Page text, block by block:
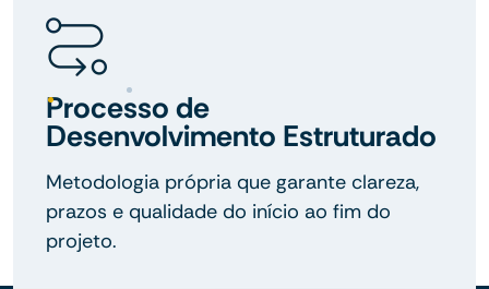
Processo de
Desenvolvimento Estruturado
Metodologia própria que garante clareza,
prazos e qualidade do início ao fim do
projeto.